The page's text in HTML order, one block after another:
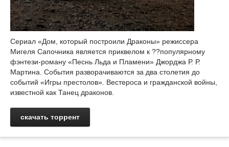
Сериал «Дом, который построили Драконы» режиссера
Мигеля Сапочника является приквелом к ??популярному
фэнтези-роману «Песнь Льда и Пламени» Джорджа Р. Р.
Мартина. События разворачиваются за два столетия до
событий «Игры престолов». Вестероса и гражданской войны,
известной как Танец драконов.
скачать торрент